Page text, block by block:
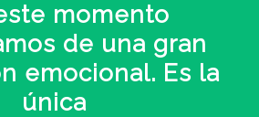
momento
de una gran
emocional. Es la
única